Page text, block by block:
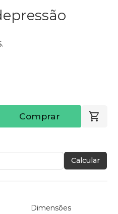
Comprar
Calcular
Dimensões